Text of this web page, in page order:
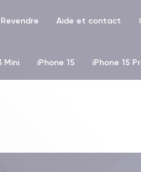
Revendre Aide et contact
Mini iPhone 15 iPhone 15